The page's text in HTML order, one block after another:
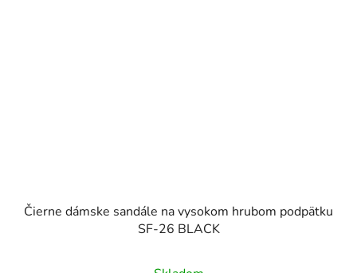
Čierne dámske sandále na vysokom hrubom podpätku
SF-26 BLACK